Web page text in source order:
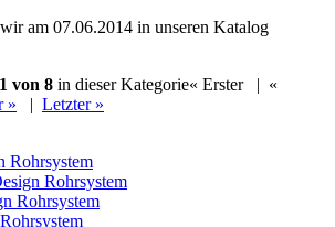
am 07.06.2014 in unseren Katalog
1 von 8 in dieser Kategorie« Erster| «
» | Letzter »
Rohrsystem
Rohrsystem
Rohrsystem